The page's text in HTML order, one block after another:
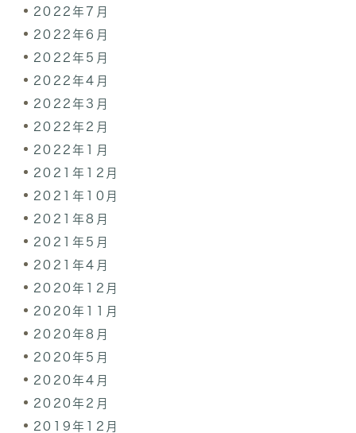
2022年7月
2022年6月
2022年5月
2022年4月
2022年3月
2022年2月
2022年1月
2021年12月
2021年10月
2021年8月
2021年5月
2021年4月
2020年12月
2020年11月
2020年8月
2020年5月
2020年4月
2020年2月
2019年12月